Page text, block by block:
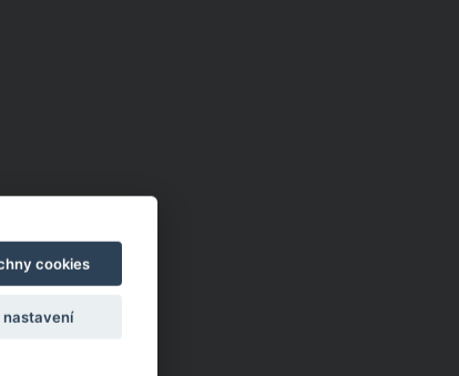
cookies